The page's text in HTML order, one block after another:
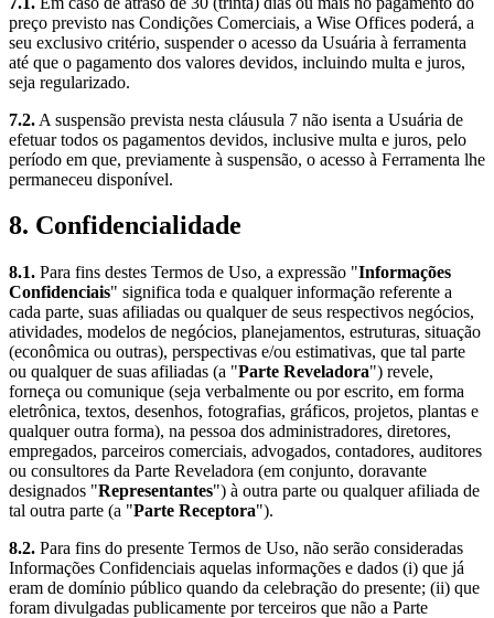
preço previsto nas Condições Comerciais, a Wise Offices poderá, a
seu exclusivo critério, suspender o acesso da Usuária à ferramenta
até que o pagamento dos valores devidos, incluindo multa e juros,
seja regularizado.
7.2. A suspensão prevista nesta cláusula 7 não isenta a Usuária de
efetuar todos os pagamentos devidos, inclusive multa e juros, pelo
período em que, previamente à suspensão, o acesso à Ferramenta lhe
permaneceu disponível.
8. Confidencialidade
8.1. Para fins destes Termos de Uso, a expressão "Informações
Confidenciais" significa toda e qualquer informação referente a
cada parte, suas afiliadas ou qualquer de seus respectivos negócios,
atividades, modelos de negócios, planejamentos, estruturas, situação
(econômica ou outras), perspectivas e/ou estimativas, que tal parte
ou qualquer de suas afiliadas (a "Parte Reveladora") revele,
forneça ou comunique (seja verbalmente ou por escrito, em forma
eletrônica, textos, desenhos, fotografias, gráficos, projetos, plantas e
qualquer outra forma), na pessoa dos administradores, diretores,
empregados, parceiros comerciais, advogados, contadores, auditores
ou consultores da Parte Reveladora (em conjunto, doravante
designados "Representantes") à outra parte ou qualquer afiliada de
tal outra parte (a "Parte Receptora").
8.2. Para fins do presente Termos de Uso, não serão consideradas
Informações Confidenciais aquelas informações e dados (i) que já
eram de domínio público quando da celebração do presente; (ii) que
foram divulgadas publicamente por terceiros que não a Parte